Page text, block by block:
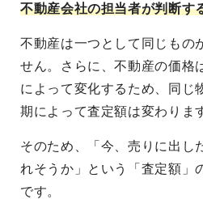
不動産会社の担当者が判断す
不動産は一つとして同じもの
せん。さらに、不動産の価格
によって変化するため、同じ
期によって査定額は変わりま
そのため、「今、売りに出し
れそうか」という「査定額」
です。